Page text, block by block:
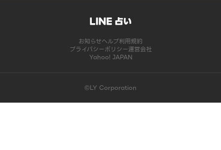
お知らせヘルプ利用規約
プライバシーポリシー運営会社
Yahoo! JAPAN
©LY Corporation
このコンテンツは掲載が終了しました | LINE占い